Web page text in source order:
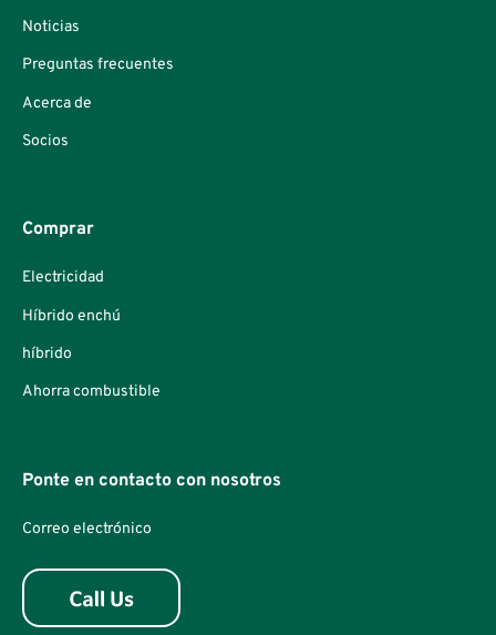
Noticias
Preguntas frecuentes
Acerca de
Socios
Comprar
Electricidad
Híbrido enchú
híbrido
Ahorra combustible
Ponte en contacto con nosotros
Correo electrónico